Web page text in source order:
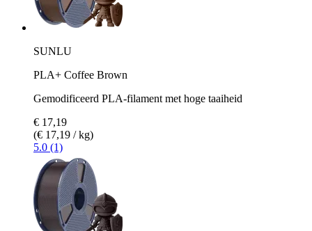
SUNLU
PLA+ Coffee Brown
Gemodificeerd PLA-filament met hoge taaiheid
€ 17,19
(€ 17,19 / kg)
5.0 (1)